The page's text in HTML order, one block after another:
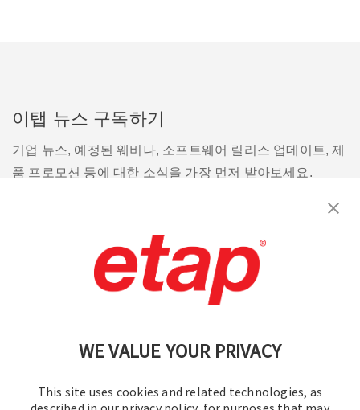
WE VALUE YOUR PRIVACY
This site uses cookies and related technologies, as
이탭 뉴스 구독하기
기업 뉴스, 예정된 웨비나, 소프트웨어 릴리스 업데이트, 제
품 프로모션 등에 대한 소식을 가장 먼저 받아보세요.
이용 약관 | 개인정보처리방침